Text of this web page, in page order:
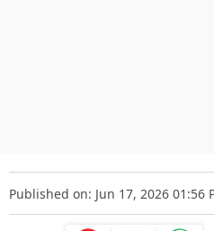
Published on: Jun 17, 2026 01:56